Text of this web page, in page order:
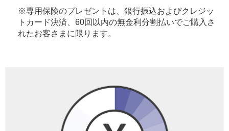
※専用保険のプレゼントは、銀行振込およびクレジッ
トカード決済、60回以内の無金利分割払いでご購入さ
れたお客さまに限ります。